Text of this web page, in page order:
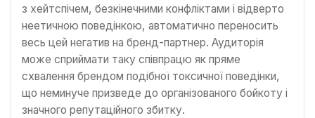
з хейтспічем, безкінечними конфліктами і відверто
неетичною поведінкою, автоматично переносить
весь цей негатив на бренд-партнер. Аудиторія
може сприймати таку співпрацю як пряме
схвалення брендом подібної токсичної поведінки,
що неминуче призведе до організованого бойкоту і
значного репутаційного збитку.